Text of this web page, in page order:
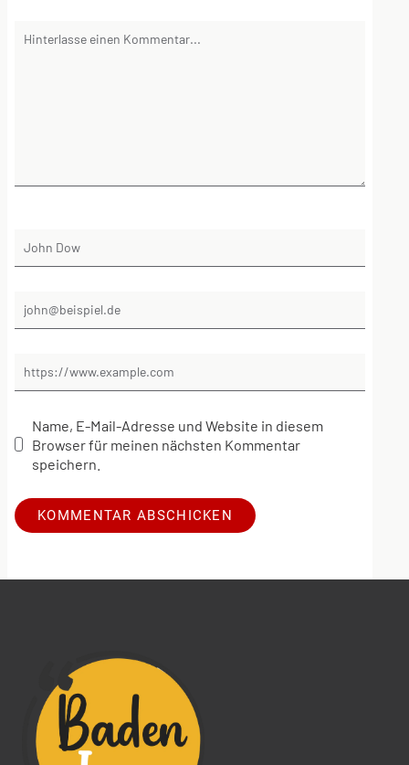
Name, E-Mail-Adresse und Website in diesem
Browser für meinen nächsten Kommentar
speichern.